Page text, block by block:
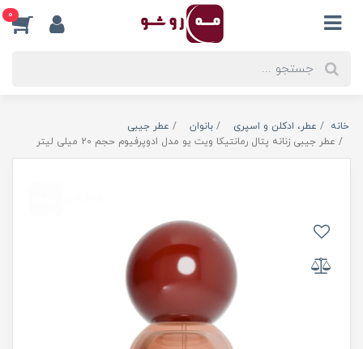
0
خانه عطر، ادکلن و اسپری بانوان
عطر جیبی
عطر جیبی زنانه پتال رمانتیکا ویت یو مدل ادوپرفیوم حجم 20 میلی لیتر